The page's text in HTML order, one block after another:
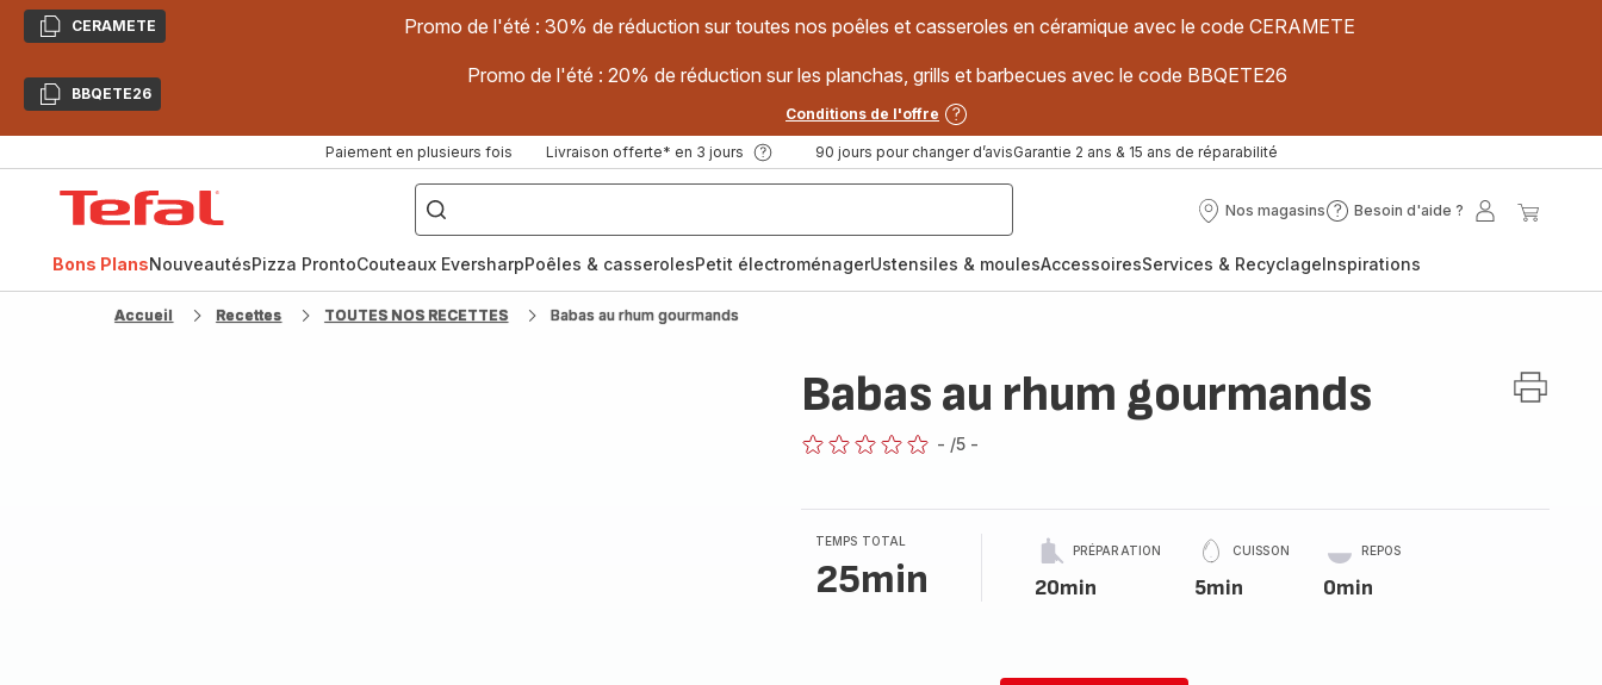
CopierCERAMETE Promo de l'été : 30% de réduction sur toutes nos poêles et casseroles en céramique avec le code CERAMETE
CopierBBQETE26
Promo de l'été : 20% de réduction sur les planchas, grills et barbecues avec le code BBQETE26
Conditions de l'offre
Paiement en plusieurs fois Livraison offerte* en 3 jours 90 jours pour changer d’avisGarantie 2 ans & 15 ans de réparabilité
["Poêles
inox,
Cake
Factory,
Nos magasins
Nos
Besoin d'aide ?
Besoin
?
Mon
Bons PlansNouveautésPizza ProntoCouteaux EversharpPoêles & casserolesPetit électroménagerUstensiles & moulesAccessoiresServices & RecyclageInspirations
Accueil Recettes TOUTES NOS RECETTES Babas au rhum gourmands
Babas au rhum gourmands
- /5 -
TEMPS TOTAL
25min
PRÉPARATION
20min
CUISSON
5min
REPOS
0min